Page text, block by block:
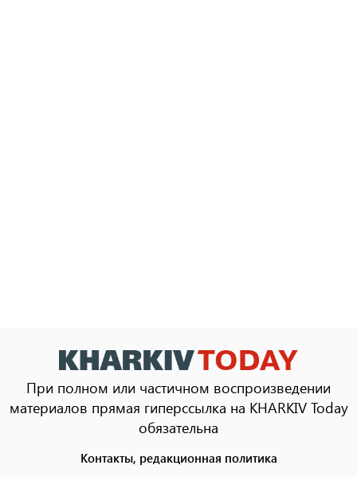
При полном или частичном воспроизведении
материалов прямая гиперссылка на KHARKIV Today
обязательна
Контакты, редакционная политика